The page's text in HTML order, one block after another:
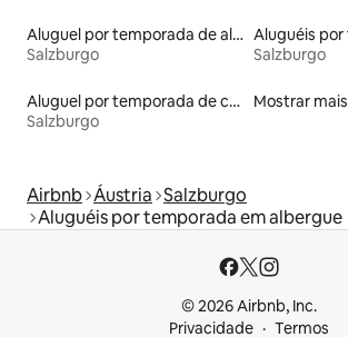
Aluguel por temporada de alojamentos ecológicos
Salzburgo
Salzburgo
Aluguel por temporada de casas de veraneio
Salzburgo
Mostrar mais
Airbnb Áustria Salzburgo
Aluguéis por temporada em albergue
© 2026 Airbnb, Inc.
Privacidade
Termos